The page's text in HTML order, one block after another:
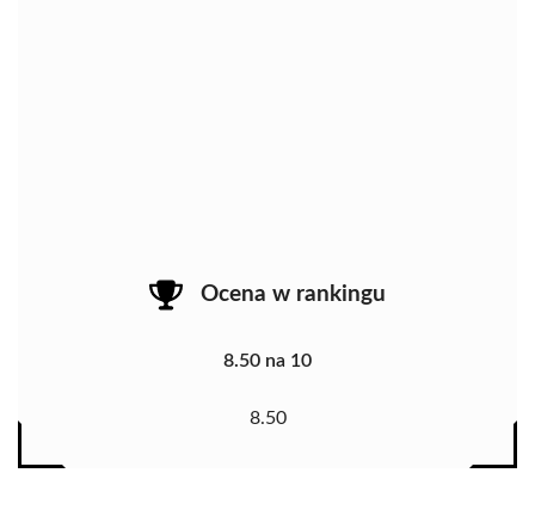
Ocena w rankingu
8.50 na 10
8.50